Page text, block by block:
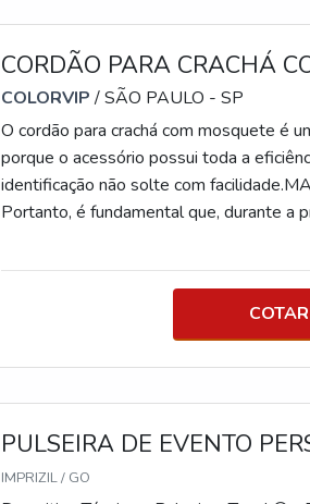
CORDÃO PARA CRACHÁ
COLORVIP/ SÃO PAULO - SP
O cordão para crachá com mosquete é
porque o acessório possui toda a
identificação não solte com
Portanto, é fundamental que, durante a
longa durabilidade. Além disso, é
empresa que conte com todos os equi
PULSEIRA DE EVENTO
IMPRIZIL / GO